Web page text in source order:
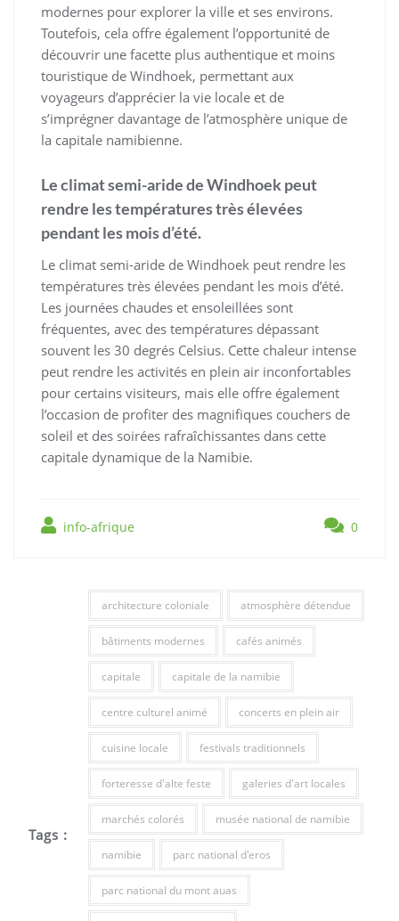
modernes pour explorer la ville et ses environs.
Toutefois, cela offre également l’opportunité de
découvrir une facette plus authentique et moins
touristique de Windhoek, permettant aux
voyageurs d’apprécier la vie locale et de
s’imprégner davantage de l’atmosphère unique de
la capitale namibienne.
Le climat semi-aride de Windhoek peut
rendre les températures très élevées
pendant les mois d’été.
Le climat semi-aride de Windhoek peut rendre les
températures très élevées pendant les mois d’été.
Les journées chaudes et ensoleillées sont
fréquentes, avec des températures dépassant
souvent les 30 degrés Celsius. Cette chaleur intense
peut rendre les activités en plein air inconfortables
pour certains visiteurs, mais elle offre également
l’occasion de profiter des magnifiques couchers de
soleil et des soirées rafraîchissantes dans cette
capitale dynamique de la Namibie.
info-afrique 0
Tags :
architecture coloniale atmosphère détendue
bâtiments modernes cafés animés
capitale capitale de la namibie
centre culturel animé concerts en plein air
cuisine locale festivals traditionnels
forteresse d'alte feste galeries d'art locales
marchés colorés musée national de namibie
namibie parc national d'eros
parc national du mont auas